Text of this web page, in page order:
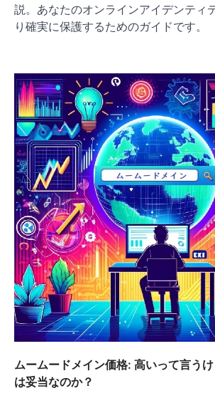
説。あなたのオンラインアイデンティ
り確実に保護するためのガイドです。
ムームードメイン価格: 高いって言う
は妥当なのか？